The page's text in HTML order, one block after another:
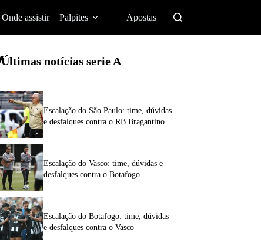
Onde assistir Palpites Apostas
Últimas notícias serie A
Escalação do São Paulo: time, dúvidas
e desfalques contra o RB Bragantino
Escalação do Vasco: time, dúvidas e
desfalques contra o Botafogo
Escalação do Botafogo: time, dúvidas
e desfalques contra o Vasco